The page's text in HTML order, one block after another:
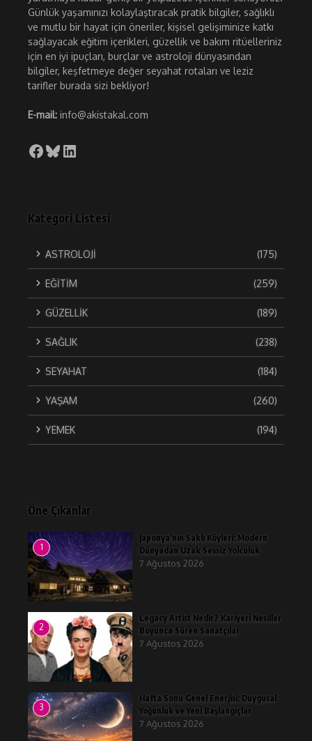
Günlük yaşamınızı kolaylaştıracak pratik bilgiler, sağlıklı
ve mutlu bir hayat için öneriler, kişisel gelişiminize katkı
sağlayacak eğitim içerikleri, güzellik ve bakım ritüelleriniz
için en iyi ipuçları, burçlar ve astroloji dünyasından
bilgiler, keşfetmeye değer seyahat rotaları ve leziz
tarifler burada sizi bekliyor!
E-mail: info@akistakal.com
Facebook
Bluesky
LinkedIn
Kategori Listesi
ASTROLOJİ (175)
EĞİTİM (259)
GÜZELLİK (189)
SAĞLIK (238)
SEYAHAT (184)
YAŞAM (260)
YEMEK (194)
Öne Çıkanlar
1
Japonya’nın Saklı Köyleri: Modern
Dünyadan Uzak Sessiz Yolculuk
7 Ağustos 2026
2
Legacy Artist Nedir? Kariyeri Nesiller
Boyunca Süren Sanatçılar
7 Ağustos 2026
3
Hafta Sonu Genel Enerjisi: Duygusal
Yoğunluk ve Yeni Başlangıçlar
7 Ağustos 2026